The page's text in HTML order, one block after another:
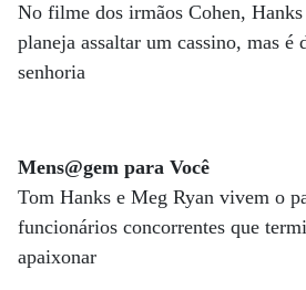
No filme dos irmãos Cohen,
planeja assaltar um cassino, mas é
senhoria
Mens@gem para Você
Tom Hanks e Meg Ryan vivem o
funcionários concorrentes que
apaixonar